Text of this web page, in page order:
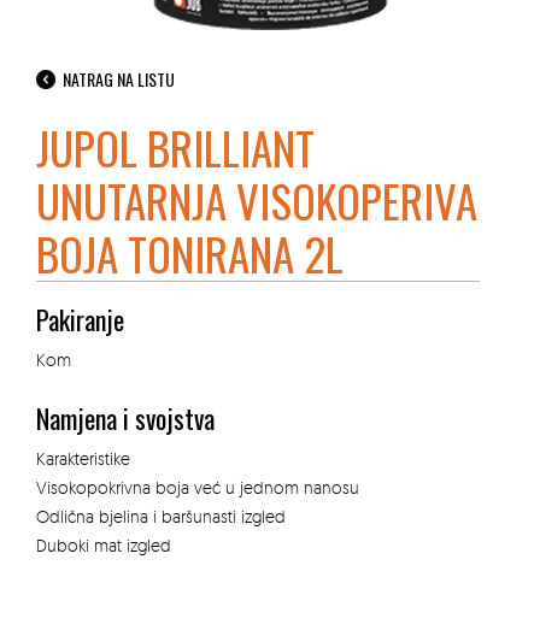
NATRAG NA LISTU
JUPOL BRILLIANT
UNUTARNJA VISOKOPERIVA
BOJA TONIRANA 2L
Pakiranje
Kom
Namjena i svojstva
Karakteristike
Visokopokrivna boja već u jednom nanosu
Odlična bjelina i baršunasti izgled
Duboki mat izgled